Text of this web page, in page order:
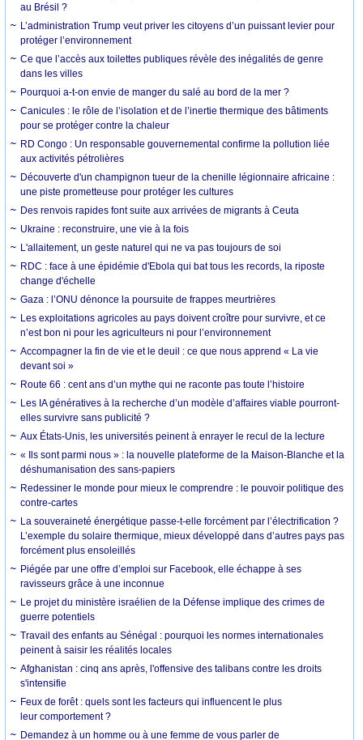
au Brésil ?
L’administration Trump veut priver les citoyens d’un puissant levier pour
protéger l’environnement
Ce que l’accès aux toilettes publiques révèle des inégalités de genre
dans les villes
Pourquoi a-t-on envie de manger du salé au bord de la mer ?
Canicules : le rôle de l’isolation et de l’inertie thermique des bâtiments
pour se protéger contre la chaleur
RD Congo : Un responsable gouvernemental confirme la pollution liée
aux activités pétrolières
Découverte d'un champignon tueur de la chenille légionnaire africaine :
une piste prometteuse pour protéger les cultures
Des renvois rapides font suite aux arrivées de migrants à Ceuta
Ukraine : reconstruire, une vie à la fois
L'allaitement, un geste naturel qui ne va pas toujours de soi
RDC : face à une épidémie d'Ebola qui bat tous les records, la riposte
change d'échelle
Gaza : l’ONU dénonce la poursuite de frappes meurtrières
Les exploitations agricoles au pays doivent croître pour survivre, et ce
n’est bon ni pour les agriculteurs ni pour l’environnement
Accompagner la fin de vie et le deuil : ce que nous apprend « La vie
devant soi »
Route 66 : cent ans d’un mythe qui ne raconte pas toute l’histoire
Les IA génératives à la recherche d’un modèle d’affaires viable pourront-
elles survivre sans publicité ?
Aux États-Unis, les universités peinent à enrayer le recul de la lecture
« Ils sont parmi nous » : la nouvelle plateforme de la Maison-Blanche et la
déshumanisation des sans-papiers
Redessiner le monde pour mieux le comprendre : le pouvoir politique des
contre-cartes
La souveraineté énergétique passe-t-elle forcément par l’électrification ?
L’exemple du solaire thermique, mieux développé dans d’autres pays pas
forcément plus ensoleillés
Piégée par une offre d’emploi sur Facebook, elle échappe à ses
ravisseurs grâce à une inconnue
Le projet du ministère israélien de la Défense implique des crimes de
guerre potentiels
Travail des enfants au Sénégal : pourquoi les normes internationales
peinent à saisir les réalités locales
Afghanistan : cinq ans après, l'offensive des talibans contre les droits
s'intensifie
Feux de forêt : quels sont les facteurs qui influencent le plus
leur comportement ?
Demandez à un homme ou à une femme de vous parler de